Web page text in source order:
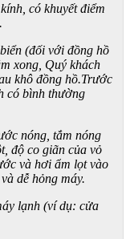
có khuyết điểm
(đối với đồng hồ
xong, Quý khách
khô đồng hồ.Trước
có bình thường
nóng, tắm nóng
độ co giãn của vỏ
và hơi ẩm lọt vào
dễ hỏng máy.
lạnh (ví dụ: cửa